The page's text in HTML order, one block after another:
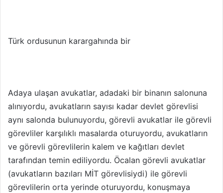
Türk ordusunun karargahında bir
Adaya ulaşan avukatlar, adadaki bir binanın salonuna
alınıyordu, avukatların sayısı kadar devlet görevlisi
aynı salonda bulunuyordu, görevli avukatlar ile görevli
görevliler karşılıklı masalarda oturuyordu, avukatların
ve görevli görevlilerin kalem ve kağıtları devlet
tarafından temin ediliyordu. Öcalan görevli avukatlar
(avukatların bazıları MİT görevlisiydi) ile görevli
görevlilerin orta yerinde oturuyordu, konuşmaya